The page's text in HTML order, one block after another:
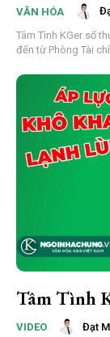
VĂN HÓA
Tâm Tình KGer số
đến từ Phòng Tài
Tâm Tình
VIDEO Đạt